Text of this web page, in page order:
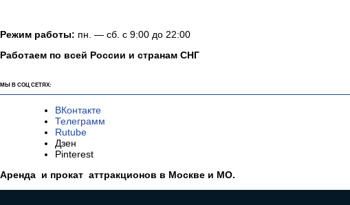
Режим работы: пн. — сб. с 9:00 до 22:00
Работаем по всей России и странам СНГ
МЫ В СОЦ СЕТЯХ:
ВКонтакте
Телеграмм
Rutube
Дзен
Pinterest
Аренда и прокат аттракционов в Москве и МО.